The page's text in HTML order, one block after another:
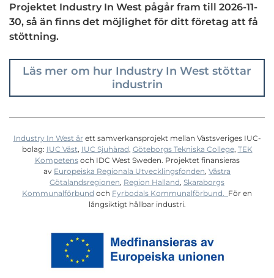
Projektet Industry In West pågår fram till 2026-11-
30, så än finns det möjlighet för ditt företag att få
stöttning.
Läs mer om hur Industry In West stöttar
industrin
Industry In West ärett samverkansprojekt mellan Västsveriges IUC-
bolag: IUC Väst, IUC Sjuhärad, Göteborgs Tekniska College, TEK
Kompetensoch IDC West Sweden. Projektet finansieras
av Europeiska Regionala Utvecklingsfonden, Västra
Götalandsregionen, Region Halland, Skaraborgs
Kommunalförbund och Fyrbodals Kommunalförbund. För en
långsiktigt hållbar industri.